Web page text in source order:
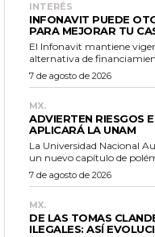
INTERÉS
INFONAVIT PUEDE
PARA MEJORAR TU
El Infonavit mantiene
alternativa de
7 de agosto de 2026
MX.
ADVIERTEN RIESGOS
APLICARÁ LA UNAM
La Universidad Nacional
un nuevo capítulo de
7 de agosto de 2026
MX.
DE LAS TOMAS
ILEGALES: ASÍ